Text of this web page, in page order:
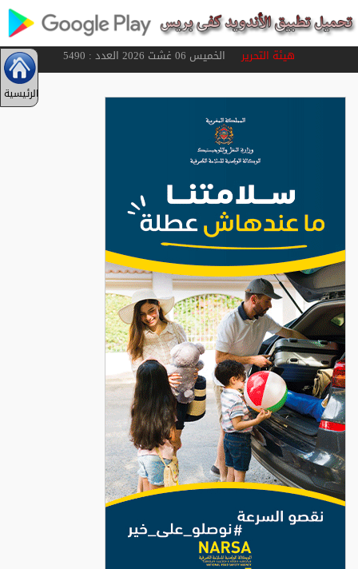
هيئة التحريرالخميس 06 غشت 2026 العدد : 5490
الرئيسية